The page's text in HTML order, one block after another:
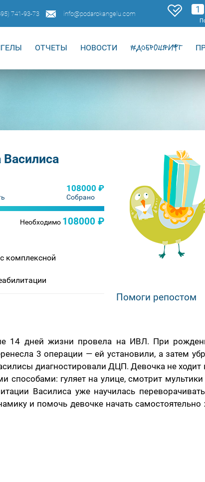
741-93-73 info@podarokangelu.com 1
ОТЧЕТЫ НОВОСТИ #ДОБРОШРИФТ
Василиса
108000 ₽
Собрано
Необходимо 108000 ₽
комплексной
Помоги репостом
14 дней жизни провела на ИВЛ. При
3 операции — ей установили, а затем
диагностировали ДЦП. Девочка не ходит
способами: гуляет на улице, смотрит
Василиса уже научилась
и помочь девочке начать самостоятельно